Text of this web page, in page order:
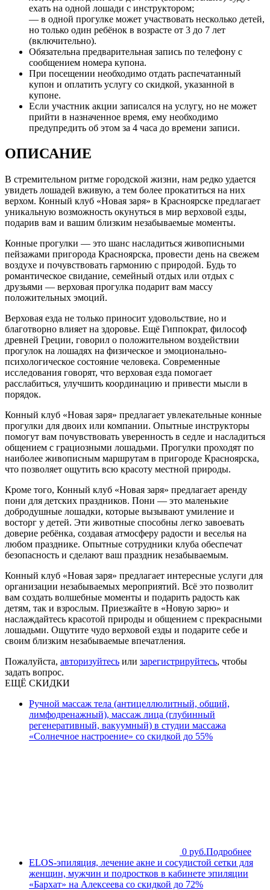
ехать на одной лошади с инструктором;
— в одной прогулке может участвовать несколько детей,
но только один ребёнок в возрасте от 3 до 7 лет
(включительно).
Обязательна предварительная запись по телефону с
сообщением номера купона.
При посещении необходимо отдать распечатанный
купон и оплатить услугу со скидкой, указанной в
купоне.
Если участник акции записался на услугу, но не может
прийти в назначенное время, ему необходимо
предупредить об этом за 4 часа до времени записи.
ОПИСАНИЕ
В стремительном ритме городской жизни, нам редко удается
увидеть лошадей вживую, а тем более прокатиться на них
верхом. Конный клуб «Новая заря» в Красноярске предлагает
уникальную возможность окунуться в мир верховой езды,
подарив вам и вашим близким незабываемые моменты.
Конные прогулки — это шанс насладиться живописными
пейзажами пригорода Красноярска, провести день на свежем
воздухе и почувствовать гармонию с природой. Будь то
романтическое свидание, семейный отдых или отдых с
друзьями — верховая прогулка подарит вам массу
положительных эмоций.
Верховая езда не только приносит удовольствие, но и
благотворно влияет на здоровье. Ещё Гиппократ, философ
древней Греции, говорил о положительном воздействии
прогулок на лошадях на физическое и эмоционально-
психологическое состояние человека. Современные
исследования говорят, что верховая езда помогает
расслабиться, улучшить координацию и привести мысли в
порядок.
Конный клуб «Новая заря» предлагает увлекательные конные
прогулки для двоих или компании. Опытные инструкторы
помогут вам почувствовать уверенность в седле и насладиться
общением с грациозными лошадьми. Прогулки проходят по
наиболее живописным маршрутам в пригороде Красноярска,
что позволяет ощутить всю красоту местной природы.
Кроме того, Конный клуб «Новая заря» предлагает аренду
пони для детских праздников. Пони — это маленькие
добродушные лошадки, которые вызывают умиление и
восторг у детей. Эти животные способны легко завоевать
доверие ребёнка, создавая атмосферу радости и веселья на
любом празднике. Опытные сотрудники клуба обеспечат
безопасность и сделают ваш праздник незабываемым.
Конный клуб «Новая заря» предлагает интересные услуги для
организации незабываемых мероприятий. Всё это позволит
вам создать волшебные моменты и подарить радость как
детям, так и взрослым. Приезжайте в «Новую зарю» и
наслаждайтесь красотой природы и общением с прекрасными
лошадьми. Ощутите чудо верховой езды и подарите себе и
своим близким незабываемые впечатления.
Пожалуйста, авторизуйтесь или зарегистрируйтесь, чтобы
задать вопрос.
ЕЩЁ СКИДКИ
Ручной массаж тела (антицеллюлитный, общий,
лимфодренажный), массаж лица (глубинный
регенеративный, вакуумный) в студии массажа
«Солнечное настроение» со скидкой до 55%
0 руб.Подробнее
ELOS-эпиляция, лечение акне и сосудистой сетки для
женщин, мужчин и подростков в кабинете эпиляции
«Бархат» на Алексеева со скидкой до 72%